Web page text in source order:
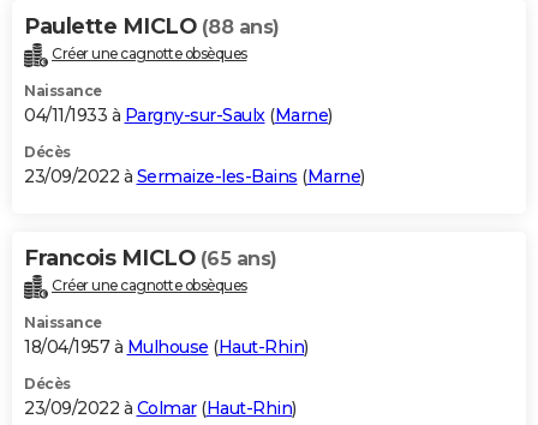
Paulette MICLO (88 ans)
Créer une cagnotte obsèques
Naissance
04/11/1933 à Pargny-sur-Saulx(Marne)
Décès
23/09/2022 à Sermaize-les-Bains (Marne)
Francois MICLO (65 ans)
Créer une cagnotte obsèques
Naissance
18/04/1957 à Mulhouse (Haut-Rhin)
Décès
23/09/2022 à Colmar(Haut-Rhin)